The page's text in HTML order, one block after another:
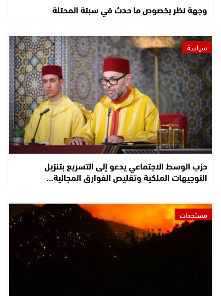
وجهة نظر بخصوص ما حدث في سبتة المحتلة
سياسة
حزب الوسط الاجتماعي يدعو إلى التسريع بتنزيل
التوجيهات الملكية وتقليص الفوارق المجالية…
مستجدات